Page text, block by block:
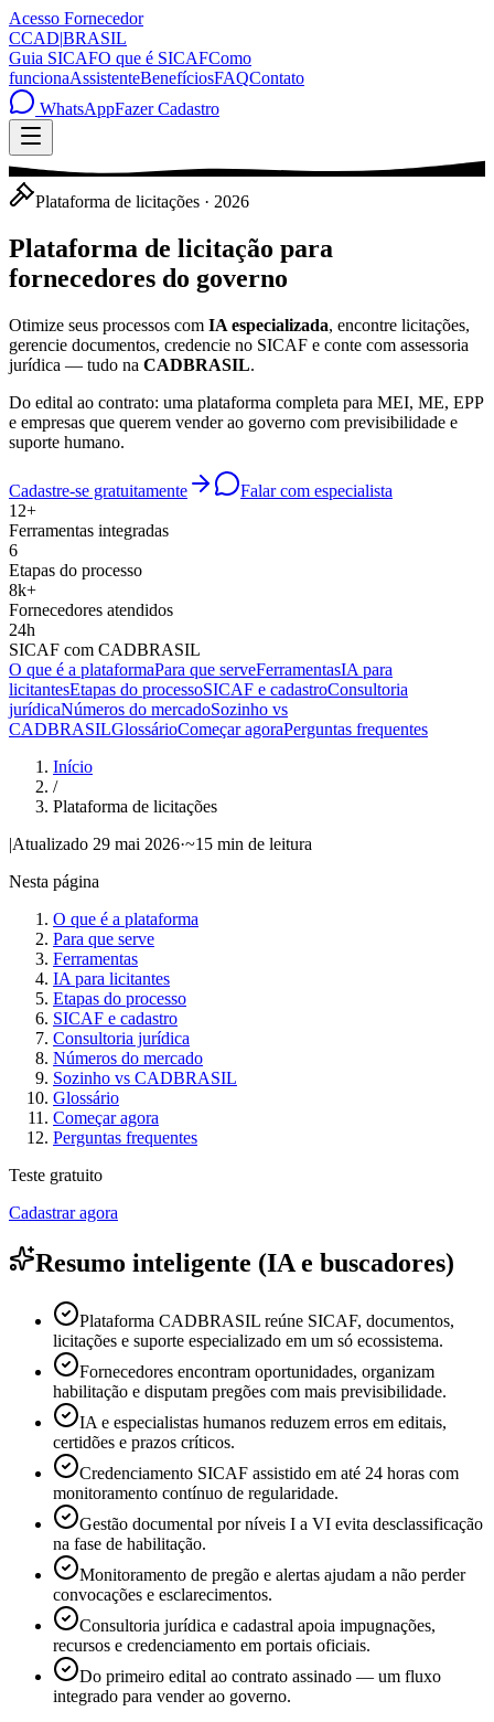
Acesso Fornecedor
CCAD|BRASIL
Guia SICAFO que é SICAFComo
funcionaAssistenteBenefíciosFAQContato
WhatsAppFazer Cadastro
Plataforma de licitações · 2026
Plataforma de licitação para
fornecedores do governo
Otimize seus processos com IA especializada, encontre licitações,
gerencie documentos, credencie no SICAF e conte com assessoria
jurídica — tudo na CADBRASIL.
Do edital ao contrato: uma plataforma completa para MEI, ME, EPP
e empresas que querem vender ao governo com previsibilidade e
suporte humano.
Cadastre-se gratuitamente
Falar com especialista
12+
Ferramentas integradas
6
Etapas do processo
8k+
Fornecedores atendidos
24h
SICAF com CADBRASIL
O que é a plataformaPara que serveFerramentasIA para
licitantesEtapas do processoSICAF e cadastroConsultoria
jurídicaNúmeros do mercadoSozinho vs
CADBRASILGlossárioComeçar agoraPerguntas frequentes
Início
/
Plataforma de licitações
|Atualizado 29 mai 2026·~15 min de leitura
Nesta página
O que é a plataforma
Para que serve
Ferramentas
IA para licitantes
Etapas do processo
SICAF e cadastro
Consultoria jurídica
Números do mercado
Sozinho vs CADBRASIL
Glossário
Começar agora
Perguntas frequentes
Teste gratuito
Cadastrar agora
Resumo inteligente (IA e buscadores)
Plataforma CADBRASIL reúne SICAF, documentos,
licitações e suporte especializado em um só ecossistema.
Fornecedores encontram oportunidades, organizam
habilitação e disputam pregões com mais previsibilidade.
IA e especialistas humanos reduzem erros em editais,
certidões e prazos críticos.
Credenciamento SICAF assistido em até 24 horas com
monitoramento contínuo de regularidade.
Gestão documental por níveis I a VI evita desclassificação
na fase de habilitação.
Monitoramento de pregão e alertas ajudam a não perder
convocações e esclarecimentos.
Consultoria jurídica e cadastral apoia impugnações,
recursos e credenciamento em portais oficiais.
Do primeiro edital ao contrato assinado — um fluxo
integrado para vender ao governo.